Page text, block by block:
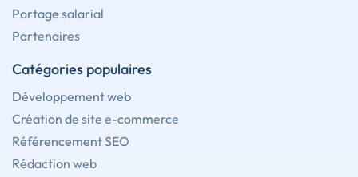
Portage salarial
Partenaires
Catégories populaires
Développement web
Création de site e-commerce
Référencement SEO
Rédaction web